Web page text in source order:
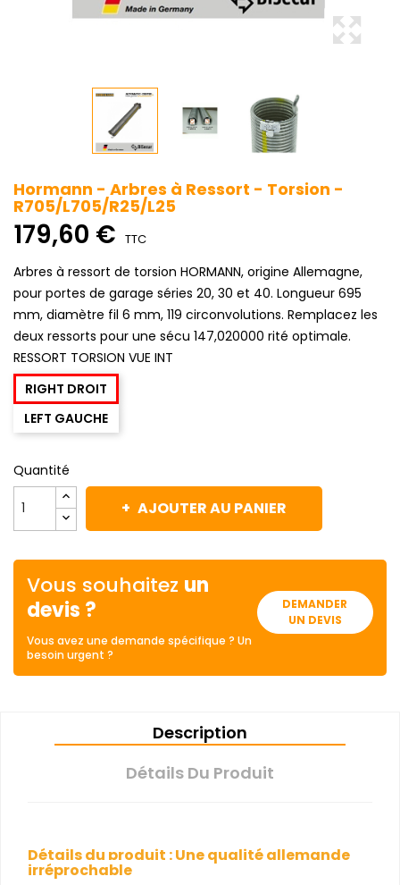
Hormann - Arbres à Ressort - Torsion -
R705/L705/R25/L25
179,60 € TTC
Arbres à ressort de torsion HORMANN, origine Allemagne,
pour portes de garage séries 20, 30 et 40. Longueur 695
mm, diamètre fil 6 mm, 119 circonvolutions. Remplacez les
deux ressorts pour une sécu 147,020000 rité optimale.
RESSORT TORSION VUE INT
RIGHT DROIT
LEFT GAUCHE
Quantité
AJOUTER AU PANIER
Vous souhaitez un
devis ?
Vous avez une demande spécifique ? Un
besoin urgent ?
DEMANDER
UN DEVIS
Description
Détails Du Produit
Détails du produit : Une qualité allemande
irréprochable